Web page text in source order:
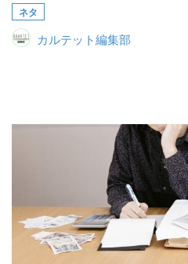
代理店の乗り換えをお考えの方
会社概要
ネタ
カルテット編集部